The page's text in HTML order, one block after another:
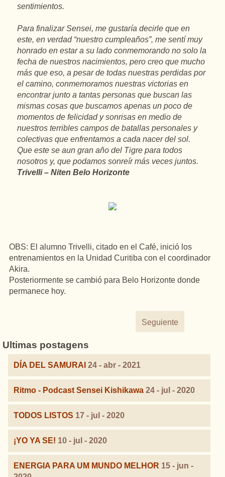
sentimientos.
Para finalizar Sensei, me gustaría decirle que en
este, en verdad “nuestro cumpleaños”, me sentí muy
honrado en estar a su lado conmemorando no solo la
fecha de nuestros nacimientos, pero creo que mucho
más que eso, a pesar de todas nuestras perdidas por
el camino, conmemoramos nuestras victorias en
encontrar junto a tantas personas que buscan las
mismas cosas que buscamos apenas un poco de
momentos de felicidad y sonrisas en medio de
nuestros terribles campos de batallas personales y
colectivas que enfrentamos a cada nacer del sol.
Que este se aun gran año del Tigre para todos
nosotros y, que podamos sonreír más veces juntos.
Trivelli – Niten Belo Horizonte
OBS: El alumno Trivelli, citado en el Café, inició los
entrenamientos en la Unidad Curitiba con el coordinador
Akira.
Posteriormente se cambió para Belo Horizonte donde
permanece hoy.
Seguiente
Ultimas postagens
DÍA DEL SAMURAI 24 - abr - 2021
Ritmo - Podcast Sensei Kishikawa 24 - jul - 2020
TODOS LISTOS 17 - jul - 2020
¡YO YA SE! 10 - jul - 2020
ENERGIA PARA UM MUNDO MELHOR 15 - jun -